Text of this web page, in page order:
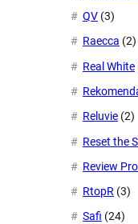
QV (3)
Raecca (2)
Real White
Reluvie (2)
Reset the
Review
RtopR (3)
Safi (24)